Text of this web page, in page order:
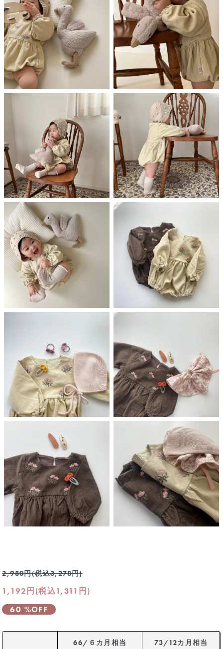
2,980円(税込3,278円)
1,192円(税込1,311円)
60 %OFF
66/６カ月相当 73/12カ月相当